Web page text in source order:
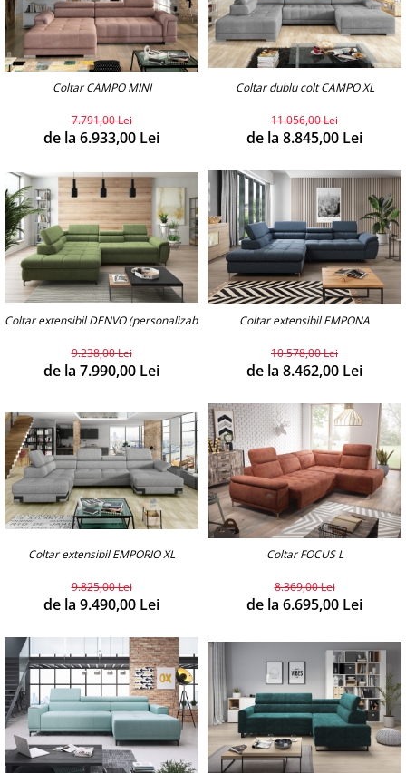
Coltar CAMPO MINI
7.791,00 Lei
de la 6.933,00 Lei
Coltar dublu colt CAMPO XL
11.056,00 Lei
de la 8.845,00 Lei
Coltar extensibil DENVO (personalizabil)
9.238,00 Lei
de la 7.990,00 Lei
Coltar extensibil EMPONA
10.578,00 Lei
de la 8.462,00 Lei
Coltar extensibil EMPORIO XL
9.825,00 Lei
de la 9.490,00 Lei
Coltar FOCUS L
8.369,00 Lei
de la 6.695,00 Lei